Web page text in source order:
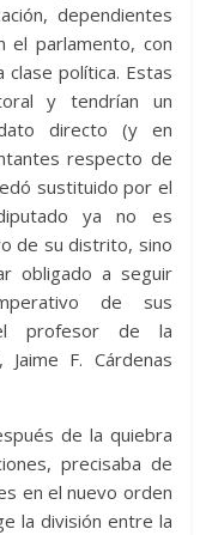
dependientes
el parlamento, con
clase política. Estas
y tendrían un
directo (y en
respecto de
sustituido por el
ya no es
de su distrito, sino
obligado a seguir
de sus
profesor de la
F. Cárdenas
de la quiebra
precisaba de
en el nuevo orden
la división entre la